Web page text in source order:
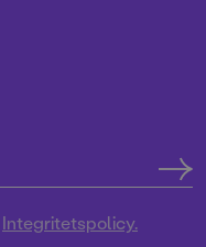
Integritetspolicy.